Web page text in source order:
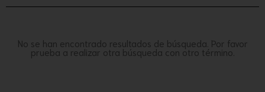
No se han encontrado resultados de búsqueda. Por favor
prueba a realizar otra búsqueda con otro término.